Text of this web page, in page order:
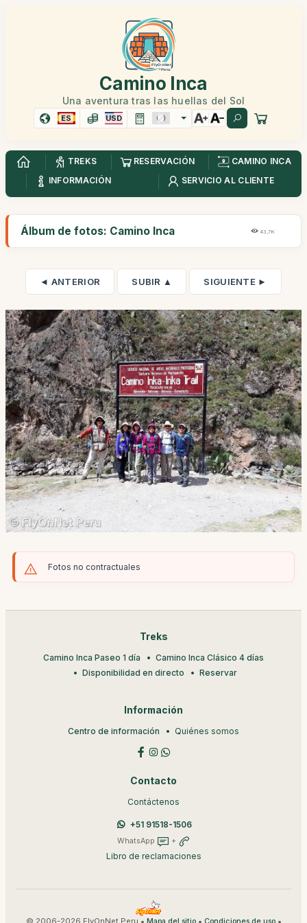
Camino Inca
Una aventura tras las huellas del Sol
ES USD
TREKS RESERVACIÓN
CAMINO INCA
INFORMACIÓN
SERVICIO AL CLIENTE
Álbum de fotos: Camino Inca 43,7K
◄ ANTERIOR SUBIR ▲ SIGUIENTE ►
Fotos no contractuales
Treks
Camino Inca Paseo 1 día
Camino Inca Clásico 4 días
Disponibilidad en directo
Reservar
Información
Centro de información Quiénes somos
Contacto
Contáctenos
+51 91518-1506
WhatsApp +
Libro de reclamaciones
© 2006-2026 FlyOnNet Peru • • •